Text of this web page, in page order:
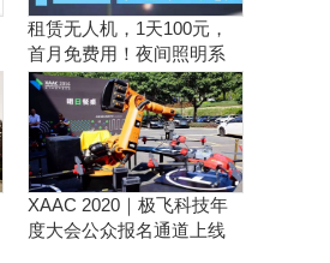
租赁无人机，1天100元，
首月免费用！夜间照明系
统施工、抢险、应急救援
利器！
XAAC 2020｜极飞科技年
度大会公众报名通道上线